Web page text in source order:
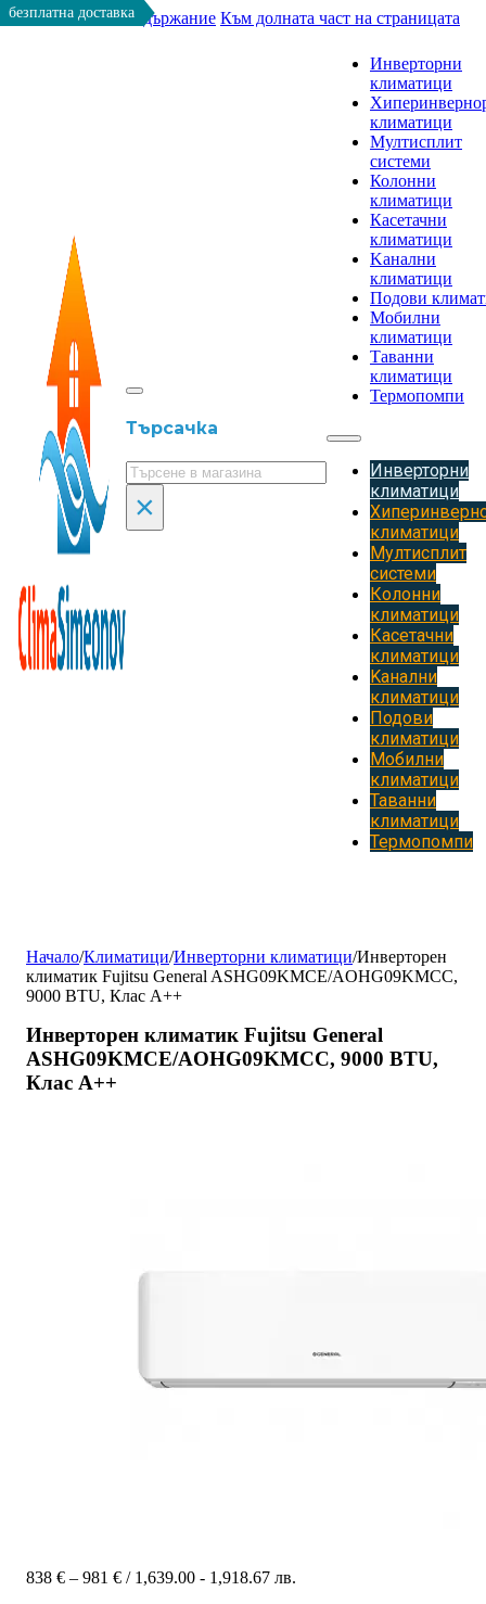
Към основното съдържание Към долната част на страницата
Търсачка
Търсене
×
Инверторни
климатици
климатици
Мултисплит
системи
Колонни
климатици
Касетачни
климатици
Kанални
климатици
Подови
Мобилни
климатици
Таванни
климатици
Термопомпи
Инверторни
климатици
климатици
Мултисплит
системи
Колонни
климатици
Касетачни
климатици
Kанални
климатици
Подови
климатици
Мобилни
климатици
Таванни
климатици
Термопомпи
Начало/Климатици/Инверторни климатици/Инверторен
климатик Fujitsu General ASHG09KMCE/AOHG09KMCC,
9000 BTU, Клас A++
Инверторен климатик Fujitsu General
ASHG09KMCE/AOHG09KMCC, 9000 BTU,
Клас A++
безплатна доставка
838 € – 981 €Price
/ 1,639.00 - 1,918.67 лв.